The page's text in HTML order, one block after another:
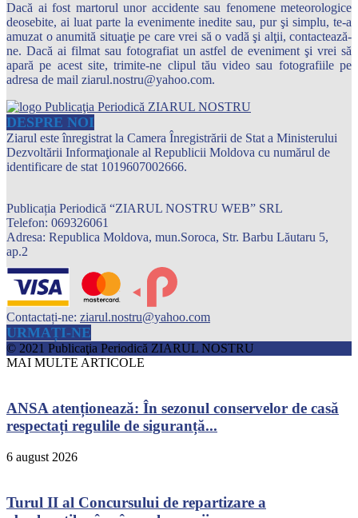
Dacă ai fost martorul unor accidente sau fenomene meteorologice
deosebite, ai luat parte la evenimente inedite sau, pur şi simplu, te-a
amuzat o anumită situaţie pe care vrei să o vadă şi alţii, contactează-
ne. Dacă ai filmat sau fotografiat un astfel de eveniment şi vrei să
apară pe acest site, trimite-ne clipul tău video sau fotografiile pe
adresa de mail ziarul.nostru@yahoo.com.
DESPRE NOI
Ziarul este înregistrat la Camera Înregistrării de Stat a Ministerului
Dezvoltării Informaţionale al Republicii Moldova cu numărul de
identificare de stat 1019607002666.
Publicația Periodică “ZIARUL NOSTRU WEB” SRL
Telefon: 069326061
Adresa: Republica Moldova, mun.Soroca, Str. Barbu Lăutaru 5,
ap.2
Contactați-ne: ziarul.nostru@yahoo.com
URMAȚI-NE
© 2021 Publicaţia Periodică ZIARUL NOSTRU
MAI MULTE ARTICOLE
ANSA atenționează: În sezonul conservelor de casă
respectați regulile de siguranță...
6 august 2026
Turul II al Concursului de repartizare a